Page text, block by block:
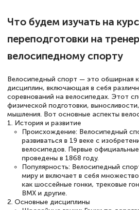
Что будем изучать на
переподготовки на
велосипедному спорту
Велосипедный спорт — это обширная
дисциплин, включающая в себя
соревнований на велосипедах. Этот
физической подготовки,
мышления. Вот основные аспекты
1. История и развитие
Происхождение: Велосипедный
развиваться в 19 веке с
велосипедов. Первые
проведены в 1868 году.
Популярность: Велосипедный
миру и включает в себя
как шоссейные гонки, трековые
BMX и другие.
2. Основные дисциплины